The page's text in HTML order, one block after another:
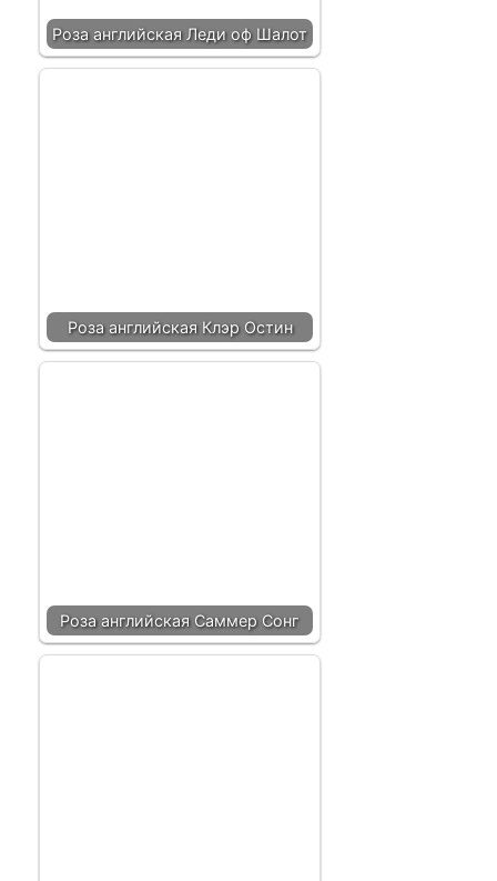
Роза английская Леди оф Шалот
Роза английская Клэр Остин
Роза английская Саммер Сонг